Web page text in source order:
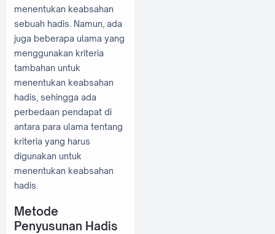
menentukan keabsahan
sebuah hadis. Namun, ada
juga beberapa ulama yang
menggunakan kriteria
tambahan untuk
menentukan keabsahan
hadis, sehingga ada
perbedaan pendapat di
antara para ulama tentang
kriteria yang harus
digunakan untuk
menentukan keabsahan
hadis.
Metode
Penyusunan Hadis